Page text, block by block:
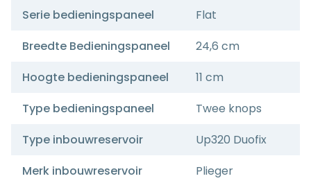
Serie bedieningspaneel
Flat
Breedte Bedieningspaneel
24,6 cm
Hoogte bedieningspaneel
11 cm
Type bedieningspaneel
Twee knops
Type inbouwreservoir
Up320 Duofix
Merk inbouwreservoir
Plieger